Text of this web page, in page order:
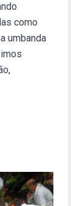
como
umbanda